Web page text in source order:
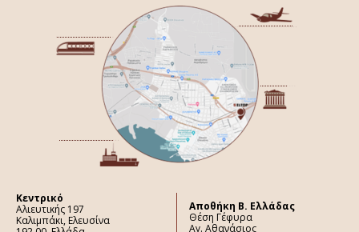
Κεντρικό
Αλιευτικής 197
Καλιμπάκι, Ελευσίνα
Aποθήκη Β. Ελλάδας
Θέση Γέφυρα
Αγ. Αθανάσιος